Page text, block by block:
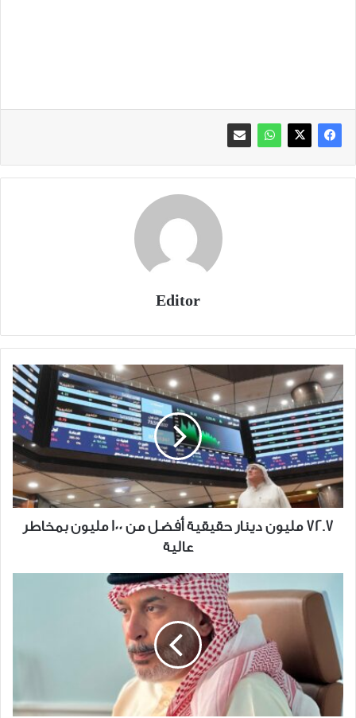
Editor
72.7
مليون
دينار
حقيقية
أفضل
من
100
مليون
بمخاطر
عالية
72.7 مليون دينار حقيقية أفضل من 100 مليون بمخاطر
عالية
"قصة
المرياع"